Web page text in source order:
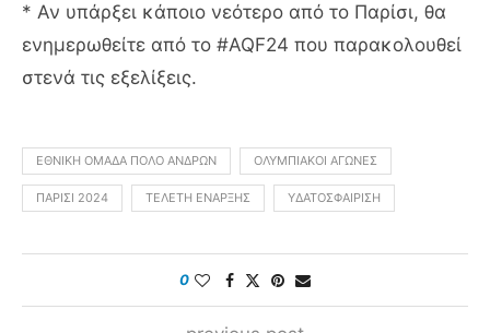
* Αν υπάρξει κάποιο νεότερο από το Παρίσι, θα
ενημερωθείτε από το #AQF24 που παρακολουθεί
στενά τις εξελίξεις.
ΕΘΝΙΚΉ ΟΜΆΔΑ ΠΌΛΟ ΑΝΔΡΏΝ ΟΛΥΜΠΙΑΚΟΊ ΑΓΏΝΕΣ
ΠΑΡΊΣΙ 2024 ΤΕΛΕΤΉ ΈΝΑΡΞΗΣ ΥΔΑΤΟΣΦΑΊΡΙΣΗ
0